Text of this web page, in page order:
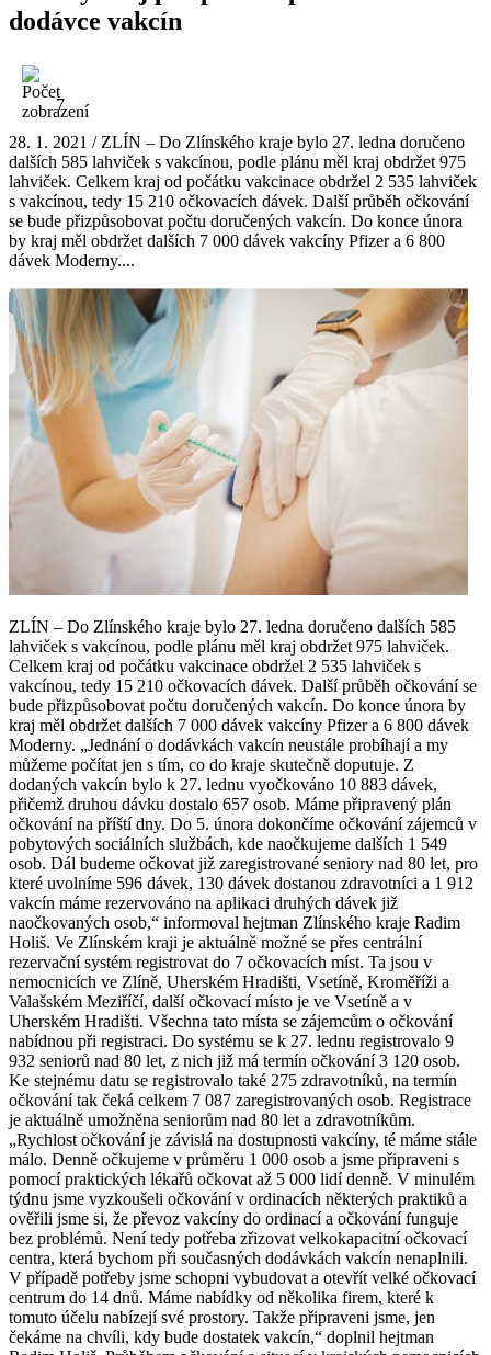
dodávce vakcín
7
28. 1. 2021 / ZLÍN – Do Zlínského kraje bylo 27. ledna doručeno
dalších 585 lahviček s vakcínou, podle plánu měl kraj obdržet 975
lahviček. Celkem kraj od počátku vakcinace obdržel 2 535 lahviček
s vakcínou, tedy 15 210 očkovacích dávek. Další průběh očkování
se bude přizpůsobovat počtu doručených vakcín. Do konce února
by kraj měl obdržet dalších 7 000 dávek vakcíny Pfizer a 6 800
dávek Moderny....
ZLÍN – Do Zlínského kraje bylo 27. ledna doručeno dalších 585
lahviček s vakcínou, podle plánu měl kraj obdržet 975 lahviček.
Celkem kraj od počátku vakcinace obdržel 2 535 lahviček s
vakcínou, tedy 15 210 očkovacích dávek. Další průběh očkování se
bude přizpůsobovat počtu doručených vakcín. Do konce února by
kraj měl obdržet dalších 7 000 dávek vakcíny Pfizer a 6 800 dávek
Moderny. „Jednání o dodávkách vakcín neustále probíhají a my
můžeme počítat jen s tím, co do kraje skutečně doputuje. Z
dodaných vakcín bylo k 27. lednu vyočkováno 10 883 dávek,
přičemž druhou dávku dostalo 657 osob. Máme připravený plán
očkování na příští dny. Do 5. února dokončíme očkování zájemců v
pobytových sociálních službách, kde naočkujeme dalších 1 549
osob. Dál budeme očkovat již zaregistrované seniory nad 80 let, pro
které uvolníme 596 dávek, 130 dávek dostanou zdravotníci a 1 912
vakcín máme rezervováno na aplikaci druhých dávek již
naočkovaných osob,“ informoval hejtman Zlínského kraje Radim
Holiš. Ve Zlínském kraji je aktuálně možné se přes centrální
rezervační systém registrovat do 7 očkovacích míst. Ta jsou v
nemocnicích ve Zlíně, Uherském Hradišti, Vsetíně, Kroměříži a
Valašském Meziříčí, další očkovací místo je ve Vsetíně a v
Uherském Hradišti. Všechna tato místa se zájemcům o očkování
nabídnou při registraci. Do systému se k 27. lednu registrovalo 9
932 seniorů nad 80 let, z nich již má termín očkování 3 120 osob.
Ke stejnému datu se registrovalo také 275 zdravotníků, na termín
očkování tak čeká celkem 7 087 zaregistrovaných osob. Registrace
je aktuálně umožněna seniorům nad 80 let a zdravotníkům.
„Rychlost očkování je závislá na dostupnosti vakcíny, té máme stále
málo. Denně očkujeme v průměru 1 000 osob a jsme připraveni s
pomocí praktických lékařů očkovat až 5 000 lidí denně. V minulém
týdnu jsme vyzkoušeli očkování v ordinacích některých praktiků a
ověřili jsme si, že převoz vakcíny do ordinací a očkování funguje
bez problémů. Není tedy potřeba zřizovat velkokapacitní očkovací
centra, která bychom při současných dodávkách vakcín nenaplnili.
V případě potřeby jsme schopni vybudovat a otevřít velké očkovací
centrum do 14 dnů. Máme nabídky od několika firem, které k
tomuto účelu nabízejí své prostory. Takže připraveni jsme, jen
čekáme na chvíli, kdy bude dostatek vakcín,“ doplnil hejtman